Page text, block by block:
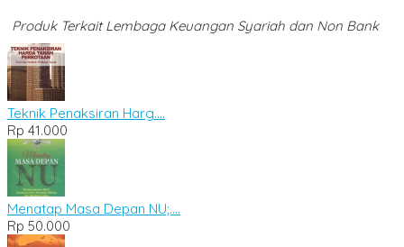
Produk Terkait Lembaga Keuangan Syariah dan Non Bank
Teknik Penaksiran Harg....
Rp 41.000
Menatap Masa Depan NU;....
Rp 50.000